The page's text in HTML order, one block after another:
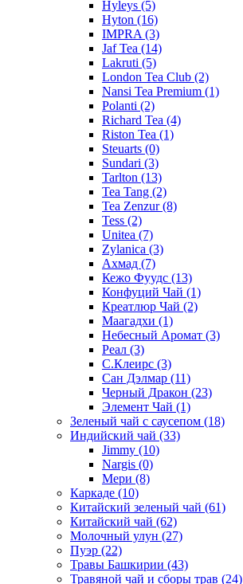
Hyleys (5)
Hyton (16)
IMPRA (3)
Jaf Tea (14)
Lakruti (5)
London Tea Club (2)
Nansi Tea Premium (1)
Polanti (2)
Richard Tea (4)
Riston Tea (1)
Steuarts (0)
Sundari (3)
Tarlton (13)
Tea Tang (2)
Tea Zenzur(8)
Tess (2)
Unitea (7)
Zylanica (3)
Ахмад (7)
Кежо Фуудс (13)
Конфуций Чай (1)
Креатлюр Чай (2)
Маагадхи (1)
Небесный Аромат (3)
Реал (3)
С.Клеирс (3)
Сан Дэлмар (11)
Черный Дракон (23)
Элемент Чай (1)
Зеленый чай с саусепом (18)
Индийский чай (33)
Jimmy (10)
Nargis (0)
Мери (8)
Каркаде (10)
Китайский зеленый чай (61)
Китайский чай (62)
Молочный улун (27)
Пуэр (22)
Травы Башкирии (43)
Травяной чай и сборы трав (24)